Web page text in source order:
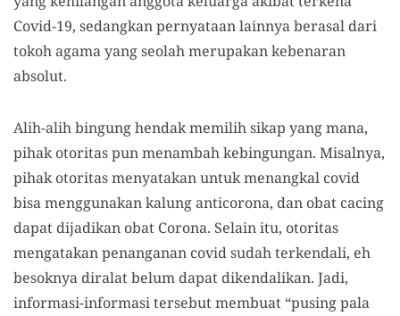
Covid-19, sedangkan pernyataan lainnya berasal dari
tokoh agama yang seolah merupakan kebenaran
absolut.
Alih-alih bingung hendak memilih sikap yang mana,
pihak otoritas pun menambah kebingungan. Misalnya,
pihak otoritas menyatakan untuk menangkal covid
bisa menggunakan kalung anticorona, dan obat cacing
dapat dijadikan obat Corona. Selain itu, otoritas
mengatakan penanganan covid sudah terkendali, eh
besoknya diralat belum dapat dikendalikan. Jadi,
informasi-informasi tersebut membuat “pusing pala